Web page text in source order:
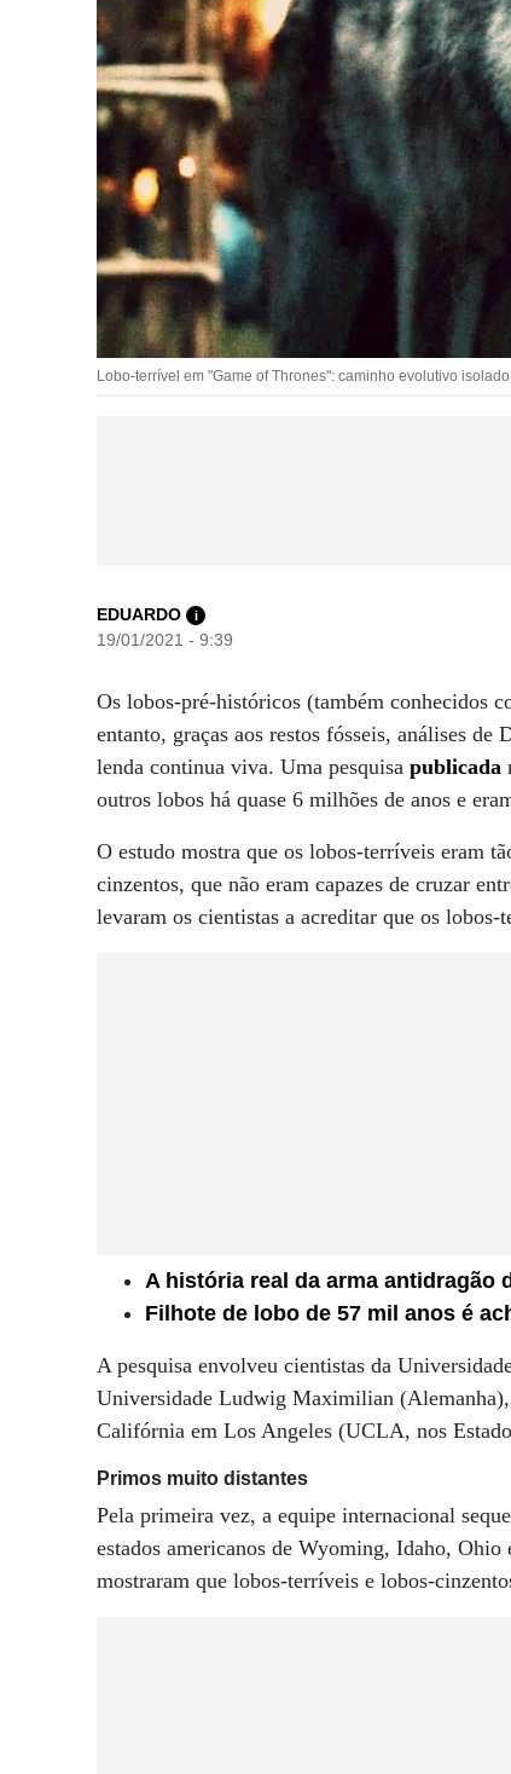
Lobo-terrível em "Game of Thrones": caminho evolutivo
EDUARDO i
19/01/2021 - 9:39
Os lobos-pré-históricos (também conhecidos
entanto, graças aos restos fósseis, análises
lenda continua viva. Uma pesquisa publicada
outros lobos há quase 6 milhões de anos e
O estudo mostra que os lobos-terríveis eram
cinzentos, que não eram capazes de cruzar
levaram os cientistas a acreditar que os
A história real da arma antidragão
Filhote de lobo de 57 mil anos é
A pesquisa envolveu cientistas da
Universidade Ludwig Maximilian
Califórnia em Los Angeles (UCLA, nos
Primos muito distantes
Pela primeira vez, a equipe internacional
estados americanos de Wyoming, Idaho, Ohio
mostraram que lobos-terríveis e lobos-